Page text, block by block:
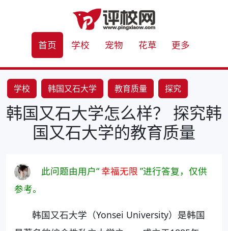
首页 学校 宠物 花草 更多
学校 韩国又石大学 教育质量 探究
韩国又石大学怎么样？ 探究韩
国又石大学的教育质量
此问题由用户“幸福无限 ”进行答复，仅供
参考。
韩国又石大学（Yonsei University）是韩国